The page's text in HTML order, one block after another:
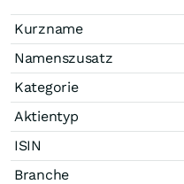
Kurzname
Namenszusatz
Kategorie
Aktientyp
ISIN
Branche